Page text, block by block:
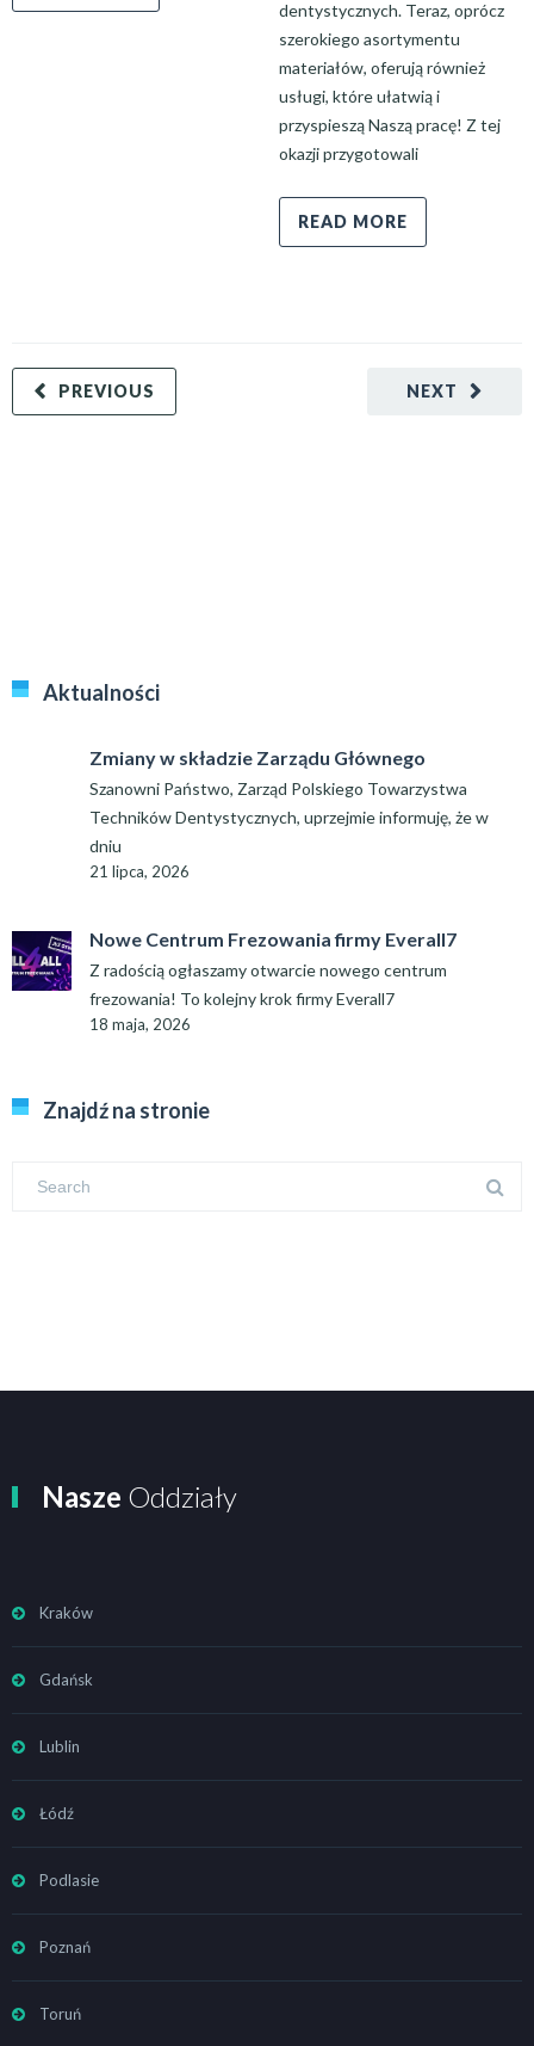
dentystycznych. Teraz, oprócz
szerokiego asortymentu
materiałów, oferują również
usługi, które ułatwią i
przyspieszą Naszą pracę! Z tej
okazji przygotowali
READ MORE
NEXT
PREVIOUS
Aktualności
Zmiany w składzie Zarządu Głównego
Szanowni Państwo, Zarząd Polskiego Towarzystwa
Techników Dentystycznych, uprzejmie informuję, że w
dniu
21 lipca, 2026
Nowe Centrum Frezowania firmy Everall7
Z radością ogłaszamy otwarcie nowego centrum
frezowania! To kolejny krok firmy Everall7
18 maja, 2026
Znajdź na stronie
Nasze Oddziały
Kraków
Gdańsk
Lublin
Łódź
Podlasie
Poznań
Toruń